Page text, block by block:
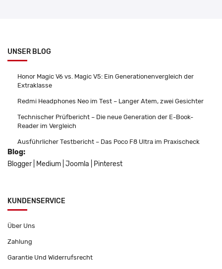
UNSER BLOG
Honor Magic V6 vs. Magic V5: Ein Generationenvergleich der
Extraklasse
Redmi Headphones Neo im Test – Langer Atem, zwei Gesichter
Technischer Prüfbericht – Die neue Generation der E-Book-
Reader im Vergleich
Ausführlicher Testbericht – Das Poco F8 Ultra im Praxischeck
Blog:
Blogger
Medium Joomla Pinterest
KUNDENSERVICE
Über Uns
Zahlung
Garantie Und Widerrufsrecht